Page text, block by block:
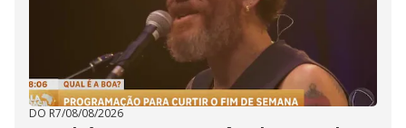
DO R7/08/08/2026